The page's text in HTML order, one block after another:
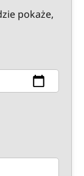
pokaże,